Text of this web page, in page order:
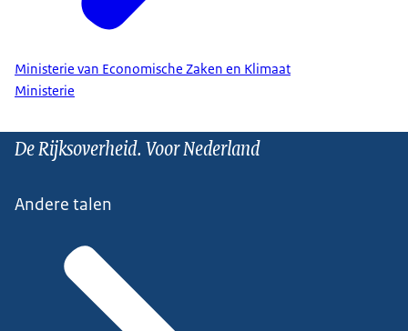
Ministerie van Economische Zaken en Klimaat
Ministerie
De Rijksoverheid. Voor Nederland
Andere talen